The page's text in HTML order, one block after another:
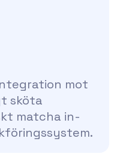
mot
sköta
matcha in-